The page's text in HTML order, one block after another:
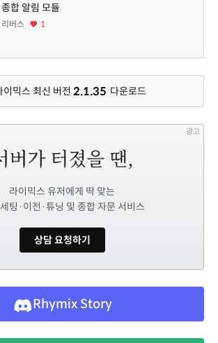
종합 알림 모듈
리버스 1
이믹스 최신 버전 2.1.35 다운로드
광고
라이믹스 유저에게 딱 맞는
팅·이전·튜닝 및 종합 자문 서비스
상담 요청하기
Rhymix Story